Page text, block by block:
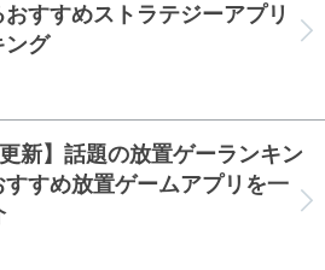
おすすめストラテジーアプリ
ング
更新】話題の放置ゲーランキン
すすめ放置ゲームアプリを一